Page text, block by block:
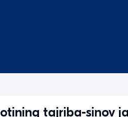
tajriba-sinov